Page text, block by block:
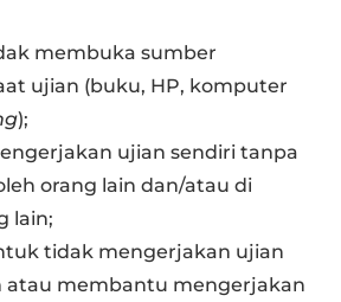
membuka sumber
ujian (buku, HP, komputer
);
ujian sendiri tanpa
orang lain dan/atau di
lain;
tidak mengerjakan ujian
atau membantu mengerjakan